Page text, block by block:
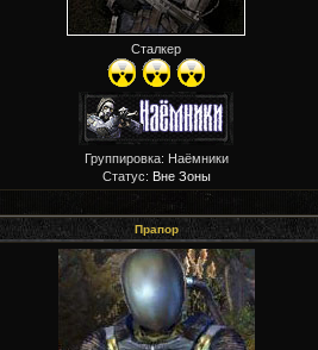
Сталкер
Группировка: Наёмники
Статус: Вне Зоны
Прапор